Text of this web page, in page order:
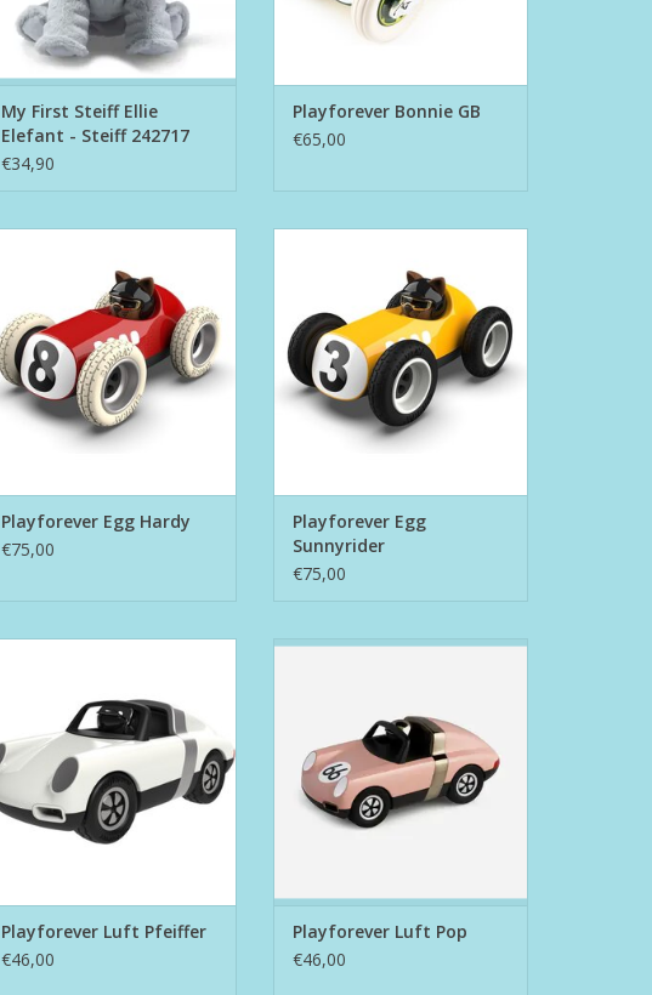
My First Steiff Ellie
Elefant - Steiff 242717
€34,90
Playforever Bonnie GB
€65,00
TOEVOEGEN AAN WINKELWAGEN
Playforever Egg Hardy
€75,00
TOEVOEGEN AAN WINKELWAGEN
Playforever Egg
Sunnyrider
€75,00
Playforever Luft Pfeiffer
€46,00
Playforever Luft Pop
Playforever Luft Pop
€46,00